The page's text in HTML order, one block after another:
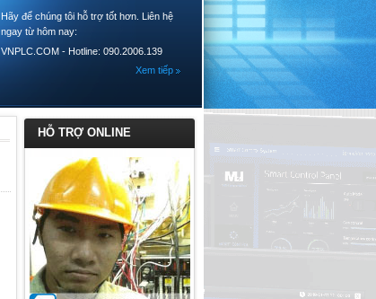
Hãy để chúng tôi hỗ trợ tốt hơn. Liên hệ
ngay từ hôm nay:
VNPLC.COM - Hotline: 090.2006.139
Xem tiếp
HỖ TRỢ ONLINE